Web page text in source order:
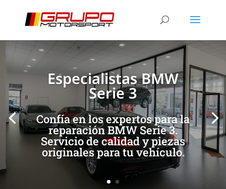
Especialistas BMW
Serie 3
Confía en los expertos para la
reparación BMW Serie 3.
Servicio de calidad y piezas
originales para tu vehículo.
[/et_pb_slide] [/et_pb_slide]